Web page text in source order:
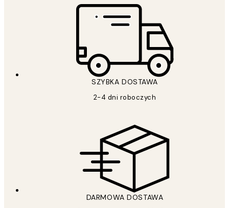
SZYBKA DOSTAWA
2-4 dni roboczych
DARMOWA DOSTAWA